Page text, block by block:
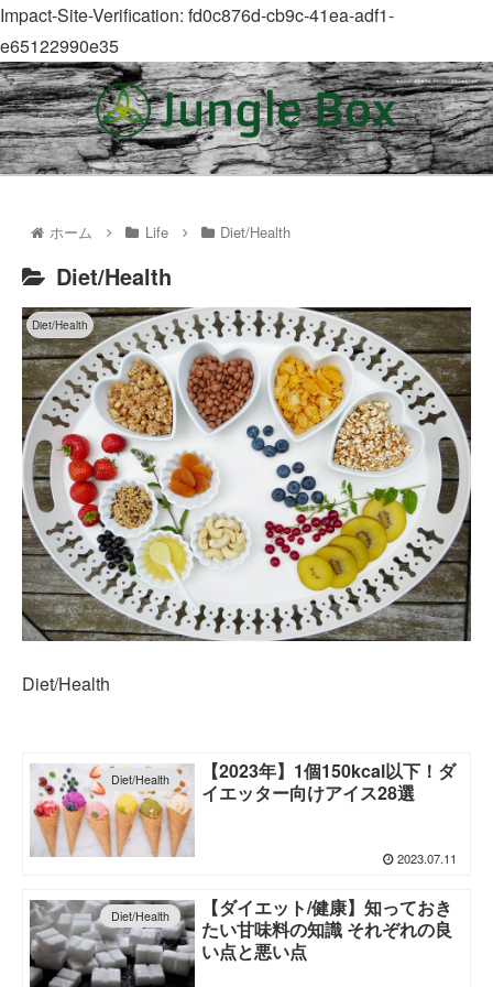
Impact-Site-Verification: fd0c876d-cb9c-41ea-adf1-
e65122990e35
ホーム Life Diet/Health
Diet/Health
Diet/Health
Diet/Health
Diet/Health
【2023年】1個150kcal以下！ダ
イエッター向けアイス28選
2023.07.11
Diet/Health
【ダイエット/健康】知っておき
たい甘味料の知識 それぞれの良
い点と悪い点